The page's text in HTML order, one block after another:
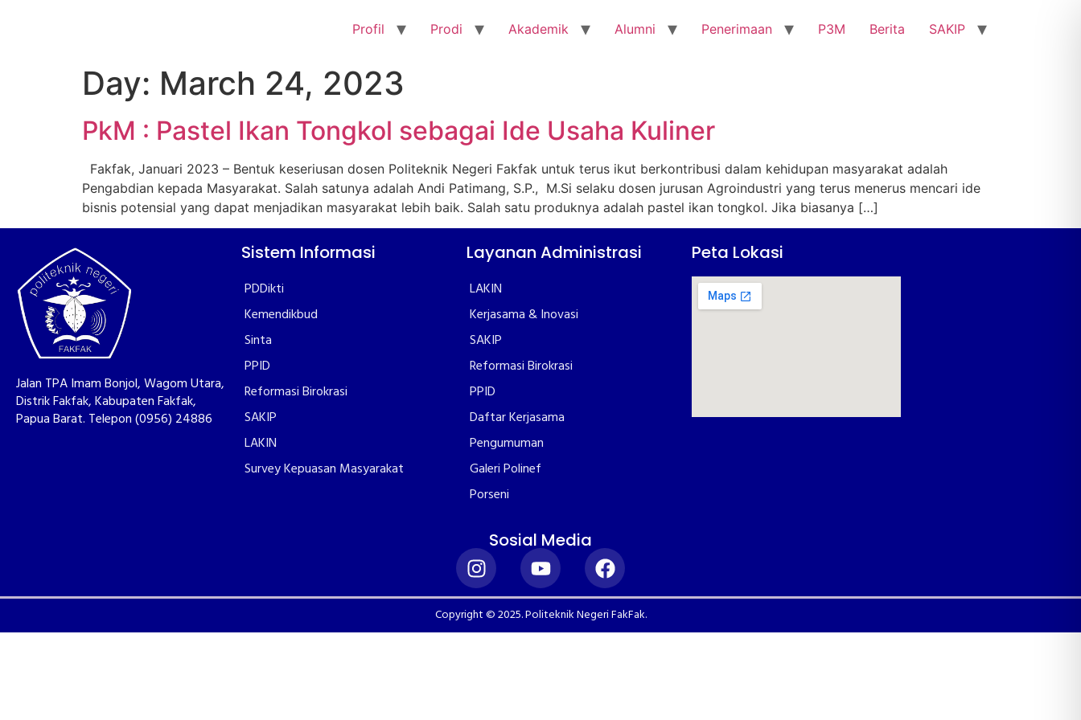
Profil Prodi Akademik Alumni Penerimaan P3M Berita SAKIP
Day: March 24, 2023
PkM : Pastel Ikan Tongkol sebagai Ide Usaha Kuliner
Fakfak, Januari 2023 – Bentuk keseriusan dosen Politeknik Negeri Fakfak untuk terus ikut berkontribusi dalam kehidupan masyarakat adalah
Pengabdian kepada Masyarakat. Salah satunya adalah Andi Patimang, S.P., M.Si selaku dosen jurusan Agroindustri yang terus menerus mencari ide
bisnis potensial yang dapat menjadikan masyarakat lebih baik. Salah satu produknya adalah pastel ikan tongkol. Jika biasanya […]
Jalan TPA Imam Bonjol, Wagom Utara,
Distrik Fakfak, Kabupaten Fakfak,
Papua Barat. Telepon (0956) 24886
Sistem Informasi
PDDikti
Kemendikbud
Sinta
PPID
Reformasi Birokrasi
SAKIP
LAKIN
Survey Kepuasan Masyarakat
Layanan Administrasi
LAKIN
Kerjasama & Inovasi
SAKIP
Reformasi Birokrasi
PPID
Daftar Kerjasama
Pengumuman
Galeri Polinef
Porseni
Peta Lokasi
Sosial Media
Copyright © 2025. Politeknik Negeri FakFak.